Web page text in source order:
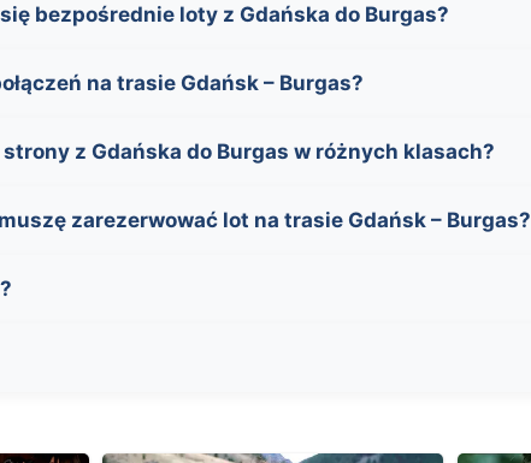
bezpośrednie loty z Gdańska do Burgas?
na trasie Gdańsk – Burgas?
z Gdańska do Burgas w różnych klasach?
zarezerwować lot na trasie Gdańsk – Burgas?